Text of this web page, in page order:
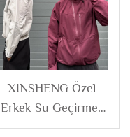
XINSHENG Özel
Erkek Su Geçirmez
Spor Giyim Açık